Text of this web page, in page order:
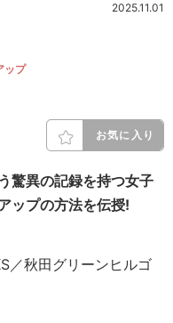
2025.11.01
ップ
お気に入り
驚異の記録を持つ女子
ップの方法を伝授!
秋田グリーンヒルゴ